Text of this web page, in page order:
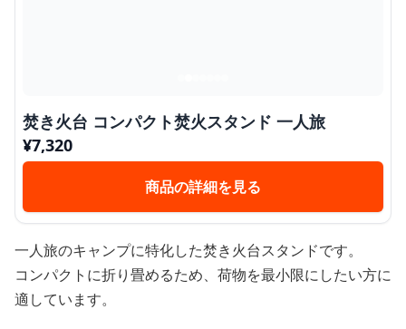
焚き火台 コンパクト焚火スタンド 一人旅
¥7,320
商品の詳細を見る
一人旅のキャンプに特化した焚き火台スタンドです。
コンパクトに折り畳めるため、荷物を最小限にしたい方に
適しています。